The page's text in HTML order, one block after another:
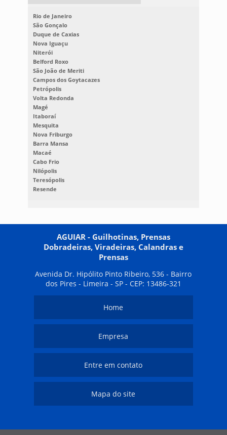
Rio de Janeiro
São Gonçalo
Duque de Caxias
Nova Iguaçu
Niterói
Belford Roxo
São João de Meriti
Campos dos Goytacazes
Petrópolis
Volta Redonda
Magé
Itaboraí
Mesquita
Nova Friburgo
Barra Mansa
Macaé
Cabo Frio
Nilópolis
Teresópolis
Resende
AGUIAR - Guilhotinas, Prensas
Dobradeiras, Viradeiras, Calandras e
Prensas
Avenida Dr. Hipólito Pinto Ribeiro, 536 - Bairro
dos Pires - Limeira - SP - CEP: 13486-321
Home
Empresa
Entre em contato
Mapa do site